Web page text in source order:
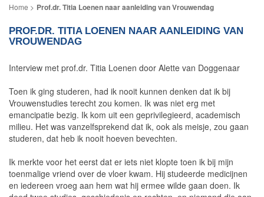
Prof.dr. Titia Loenen naar aanleiding van Vrouwendag
PROF.DR. TITIA LOENEN NAAR AANLEIDING VAN
VROUWENDAG
Interview met prof.dr. Titia Loenen door Alette van Doggenaar
Toen ik ging studeren, had ik nooit kunnen denken dat ik bij
Vrouwenstudies terecht zou komen. Ik was niet erg met
emancipatie bezig. Ik kom uit een geprivilegieerd, academisch
milieu. Het was vanzelfsprekend dat ik, ook als meisje, zou gaan
studeren, dat heb ik nooit hoeven bevechten.
Ik merkte voor het eerst dat er iets niet klopte toen ik bij mijn
toenmalige vriend over de vloer kwam. Hij studeerde medicijnen
en iedereen vroeg aan hem wat hij ermee wilde gaan doen. Ik